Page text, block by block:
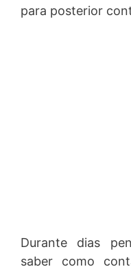
para posterior
Durante dias
saber como